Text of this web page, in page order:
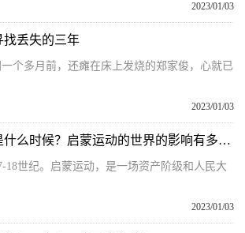
2023/01/03
找丢失的三年
个多月前，还瘫在床上发烧的郑家俊，心就已
2023/01/03
启蒙运动的时间是什么时候？启蒙运动的世界的影响有多大？
18世纪。启蒙运动，是一场资产阶级和人民大
2023/01/03